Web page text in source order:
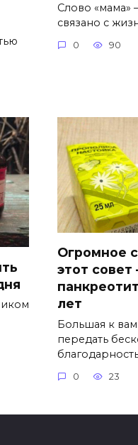
Слово «мама»
связано с
0 90
Огромное
этот
лет
Большая к
передать
0 23